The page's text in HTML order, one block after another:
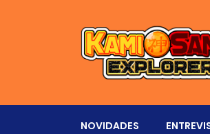
NOVIDADES